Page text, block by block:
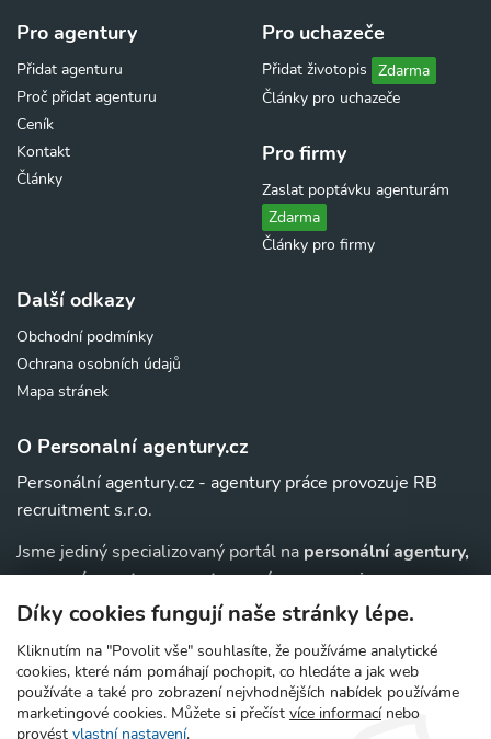
Díky cookies fungují naše stránky lépe.
Kliknutím na "Povolit vše" souhlasíte, že používáme analytické
cookies, které nám pomáhají pochopit, co hledáte a jak web
používáte a také pro zobrazení nejvhodnějších nabídek používáme
marketingové cookies. Můžete si přečíst více informacínebo
provést vlastní nastavení.
Pro agentury
Přidat agenturu
Proč přidat agenturu
Ceník
Kontakt
Články
Pro uchazeče
Přidat životopis Zdarma
Články pro uchazeče
Pro firmy
Zaslat poptávku agenturám
Zdarma
Články pro firmy
Další odkazy
Obchodní podmínky
Ochrana osobních údajů
Mapa stránek
O Personalní agentury.cz
Personální agentury.cz - agentury práce provozuje RB
recruitment s.r.o.
Jsme jediný specializovaný portál na personální agentury,
pracovní agentury, agentury práce a au-pairagentury v
ČR. Navíc u nás najdete jednoduchý přehled agentur,
které zajišťují nejrůznější práce v zahraničí.
© 2006 - 2026 Personální agentury.cz - prověřené